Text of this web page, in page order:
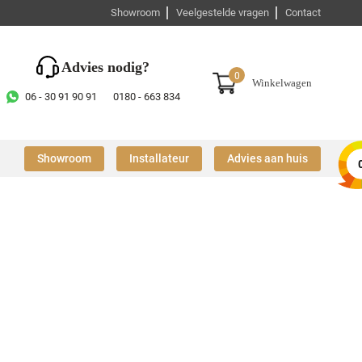
Showroom Veelgestelde vragen Contact
Advies nodig?
06 - 30 91 90 91 0180 - 663 834
0
Winkelwagen
Showroom Installateur Advies aan huis